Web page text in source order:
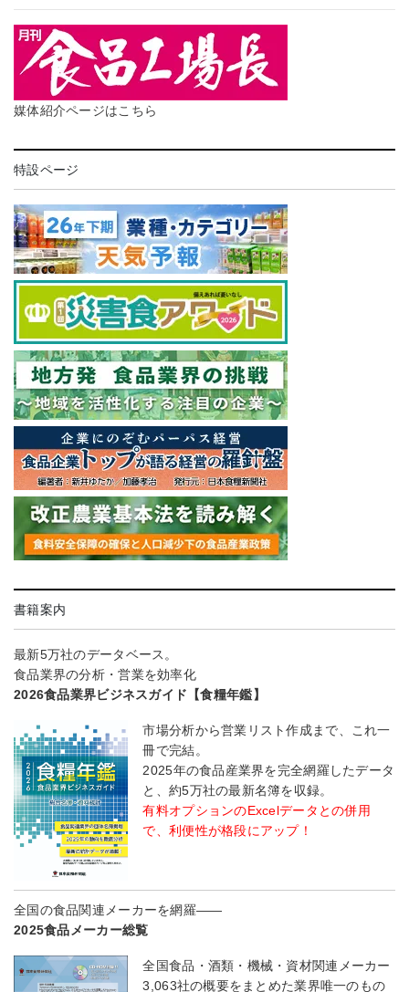
媒体紹介ページはこちら
特設ページ
書籍案内
最新5万社のデータベース。
食品業界の分析・営業を効率化
2026食品業界ビジネスガイド【食糧年鑑】
市場分析から営業リスト作成まで、これ一
冊で完結。
2025年の食品産業界を完全網羅したデータ
と、約5万社の最新名簿を収録。
有料オプションのExcelデータとの併用
で、利便性が格段にアップ！
全国の食品関連メーカーを網羅――
2025食品メーカー総覧
全国食品・酒類・機械・資材関連メーカー
3,063社の概要をまとめた業界唯一のもの